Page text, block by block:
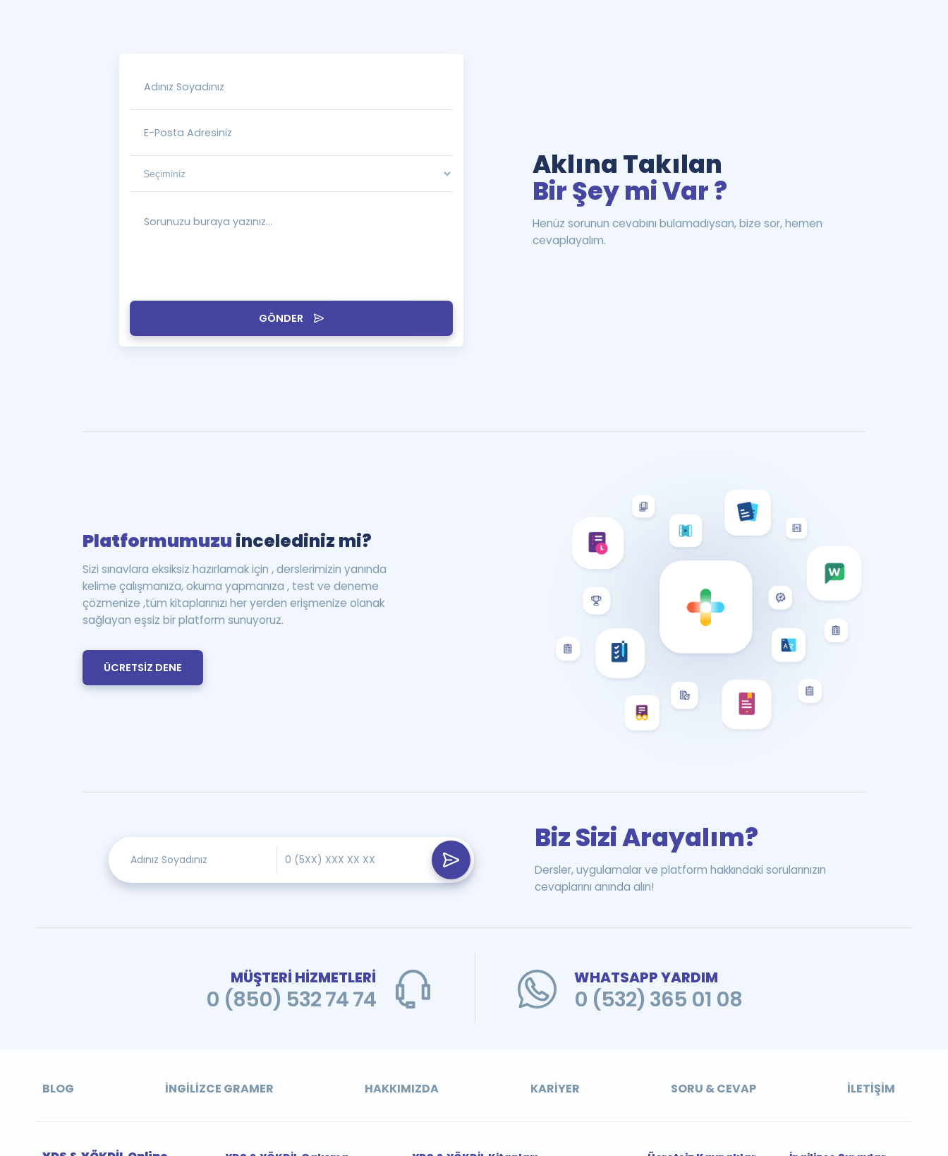
GÖNDER
Aklına Takılan
Bir Şey mi Var ?
Henüz sorunun cevabını bulamadıysan, bize sor, hemen
cevaplayalım.
Platformumuzu incelediniz mi?
Sizi sınavlara eksiksiz hazırlamak için , derslerimizin yanında
kelime çalışmanıza, okuma yapmanıza , test ve deneme
çözmenize ,tüm kitaplarınızı her yerden erişmenize olanak
sağlayan eşsiz bir platform sunuyoruz.
ÜCRETSİZ DENE
Biz Sizi Arayalım?
Dersler, uygulamalar ve platform hakkındaki sorularınızın
cevaplarını anında alın!
MÜŞTERİ HİZMETLERİ
0 (850) 532 74 74
WHATSAPP YARDIM
0 (532) 365 01 08
BLOG İNGILIZCE GRAMER HAKKIMIZDA KARIYER SORU & CEVAP İLETIŞIM